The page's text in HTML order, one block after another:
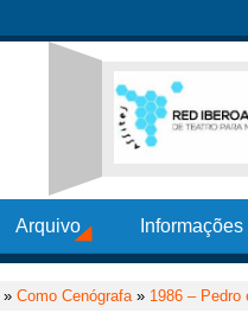
Arquivo
» Como Cenógrafa» 1986 – Pedro